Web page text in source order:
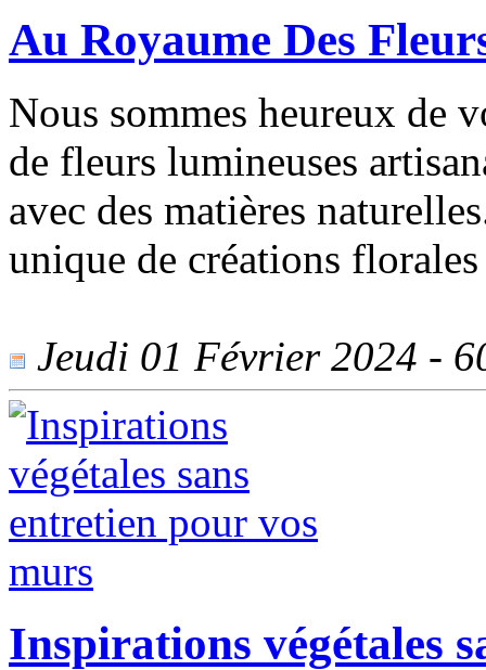
Au Royaume Des
Nous sommes heureux de
de fleurs lumineuses
avec des matières
unique de créations florales
Jeudi 01 Février 2024 -
Inspirations végétales